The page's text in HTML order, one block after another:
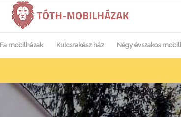
Fa mobilházak Kulcsrakész ház Négy évszakos